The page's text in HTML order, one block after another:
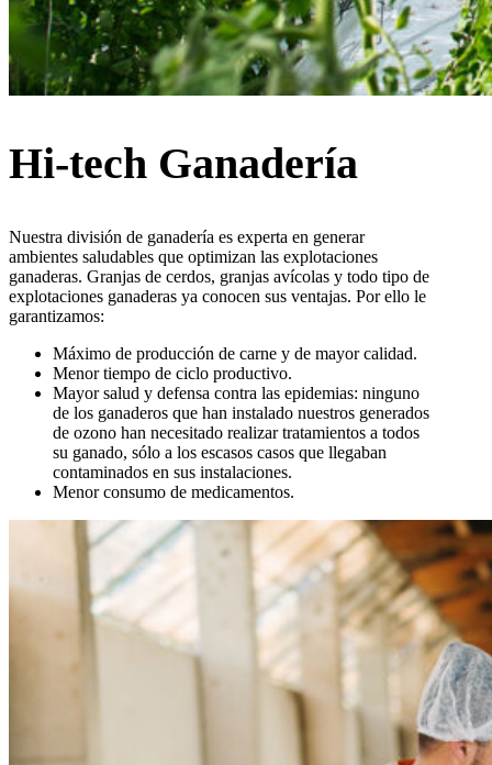
Hi-tech Ganadería
Nuestra división de ganadería es experta en generar
ambientes saludables que optimizan las explotaciones
ganaderas. Granjas de cerdos, granjas avícolas y todo tipo de
explotaciones ganaderas ya conocen sus ventajas. Por ello le
garantizamos:
Máximo de producción de carne y de mayor calidad.
Menor tiempo de ciclo productivo.
Mayor salud y defensa contra las epidemias: ninguno
de los ganaderos que han instalado nuestros generados
de ozono han necesitado realizar tratamientos a todos
su ganado, sólo a los escasos casos que llegaban
contaminados en sus instalaciones.
Menor consumo de medicamentos.